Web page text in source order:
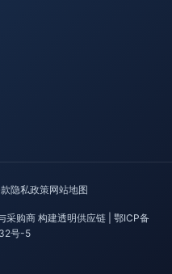
隐私政策网站地图
购商 构建透明供应链 | 鄂ICP备
号-5